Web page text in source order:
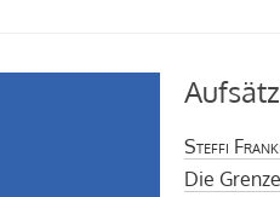
Steffi
Die